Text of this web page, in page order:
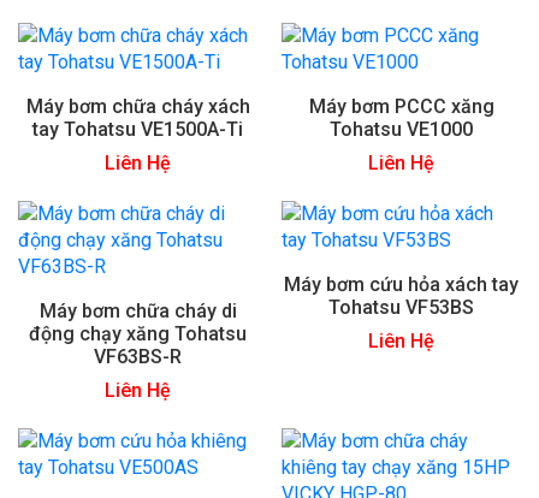
Máy bơm chữa cháy xách
tay Tohatsu VE1500A-Ti
Liên Hệ
Máy bơm PCCC xăng
Tohatsu VE1000
Liên Hệ
Máy bơm chữa cháy di
động chạy xăng Tohatsu
VF63BS-R
Liên Hệ
Máy bơm cứu hỏa xách tay
Tohatsu VF53BS
Liên Hệ